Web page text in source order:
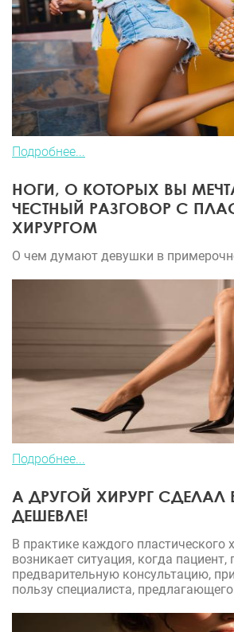
Подробнее...
НОГИ, О КОТОРЫХ ВЫ
ЧЕСТНЫЙ РАЗГОВОР С
ХИРУРГОМ
О чем думают девушки в
Подробнее...
А ДРУГОЙ ХИРУРГ СДЕЛАЛ
ДЕШЕВЛЕ!
В практике каждого пластического
возникает ситуация, когда пациент,
предварительную консультацию,
пользу специалиста,